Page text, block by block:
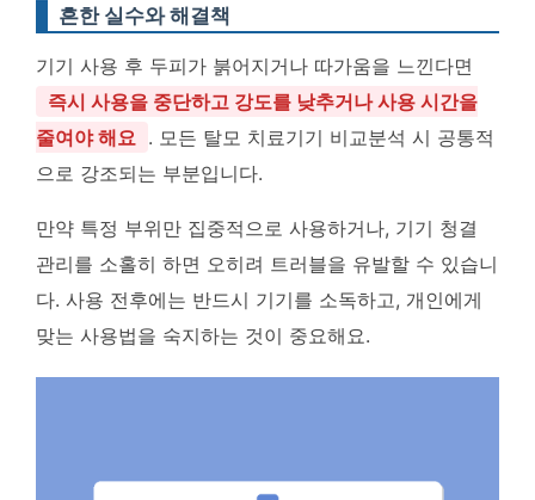
흔한 실수와 해결책
기기 사용 후 두피가 붉어지거나 따가움을 느낀다면
즉시 사용을 중단하고 강도를 낮추거나 사용 시간을
줄여야 해요 . 모든 탈모 치료기기 비교분석 시 공통적
으로 강조되는 부분입니다.
만약 특정 부위만 집중적으로 사용하거나, 기기 청결
관리를 소홀히 하면 오히려 트러블을 유발할 수 있습니
다. 사용 전후에는 반드시 기기를 소독하고, 개인에게
맞는 사용법을 숙지하는 것이 중요해요.